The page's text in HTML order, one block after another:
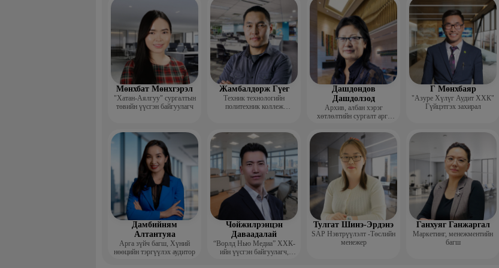
үндсэн багш
Мөнхбат Мөнхгэрэл
"Хатан-Аялгуу" сургалтын
төвийн үүсгэн байгуулагч
Жамбалдорж Гүег
Техник технологийн
политехник коллеж
Дашдондов
Дашдолзод
Архив, албан хэрэг
хөтлөлтийн сургалт арга
Г Мөнхбаяр
"Азуре Хүлүг Аудит ХХК"
Гүйцэтгэх захирал
Дамбийням
Алтантуяа
Арга зүйч багш, Хүний
нөөцийн тэргүүлэх аудитор
Чойжилрэнцэн
Даваадалай
“Ворлд Нью Медиа” ХХК-
ийн үүсгэн байгуулагч,
Тулгат Шинэ-Эрдэнэ
SAP Нэвтрүүлэлт -Төслийн
менежер
Ганхуяг Ганжаргал
Маркетинг, менежментийн
багш